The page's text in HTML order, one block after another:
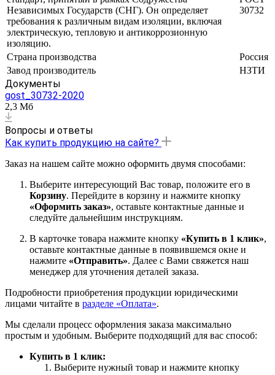
Независимых Государств (СНГ). Он определяет
требования к различным видам изоляции, включая
электрическую, тепловую и антикоррозионную
изоляцию.
30732
Страна производства
Россия
Завод производитель
НЗТИ
Документы
gost_30732-2020
2,3 Мб
Вопросы и ответы
Как купить продукцию на сайте?
Заказ на нашем сайте можно оформить двумя способами:
Выберите интересующий Вас товар, положите его в
Корзину. Перейдите в корзину и нажмите кнопку
«Оформить заказ», оставьте контактные данные и
следуйте дальнейшим инструкциям.
В карточке товара нажмите кнопку «Купить в 1 клик»,
оставьте контактные данные в появившемся окне и
нажмите «Отправить». Далее с Вами свяжется наш
менеджер для уточнения деталей заказа.
Подробности приобретения продукции юридическими
лицами читайте в разделе «Оплата».
Мы сделали процесс оформления заказа максимально
простым и удобным. Выберите подходящий для вас способ:
Купить в 1 клик:
Выберите нужный товар и нажмите кнопку